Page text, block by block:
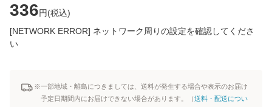
336円(税込)
[NETWORK ERROR] ネットワーク周りの設定を確認してくださ
い
※一部地域・離島につきましては、送料が発生する場合や表示のお届け
予定日期間内にお届けできない場合があります。（送料・配送につい